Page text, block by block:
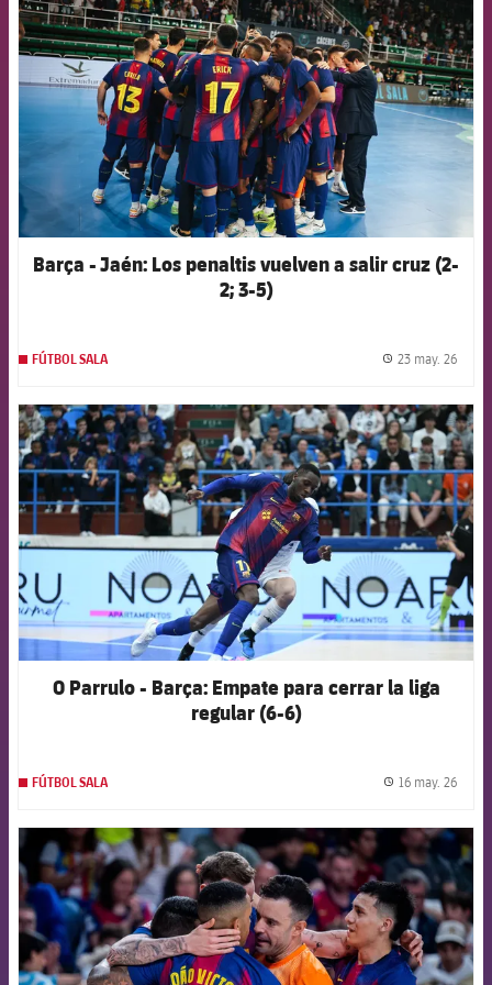
Barça - Jaén: Los penaltis vuelven a salir cruz (2-
2; 3-5)
FÚTBOL SALA 23 may. 26
FCB Barcelona badge
O Parrulo - Barça: Empate para cerrar la liga
regular (6-6)
FÚTBOL SALA 16 may. 26
FCB Barcelona badge